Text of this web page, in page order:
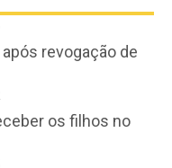
revogação de
os filhos no